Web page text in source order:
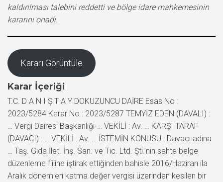
kaldırılması talebini reddetti ve bölge idare mahkemesinin
kararını onadı.
Kararı Görüntüle
Karar İçeriği
T.C. D A N I Ş T A Y DOKUZUNCU DAİRE Esas No :
2023/5284 Karar No : 2023/5287 TEMYİZ EDEN (DAVALI) :
… Vergi Dairesi Başkanlığı-… VEKİLİ : Av. … KARŞI TARAF
(DAVACI) : … VEKİLİ : Av. … İSTEMİN KONUSU : Davacı adına
… Taş. Gıda İlet. İnş. San. ve Tic. Ltd. Şti.’nin sahte belge
düzenleme fiiline iştirak ettiğinden bahisle 2016/Haziran ila
Aralık dönemleri katma değer vergisi üzerinden kesilen bir